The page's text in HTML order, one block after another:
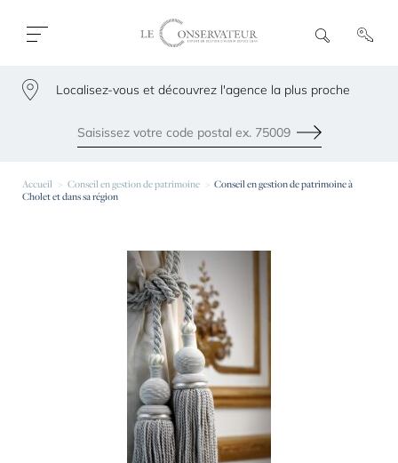
Ouvrir
menu
R
e
h
e
Localisez-vous et découvrez l'agence la plus proche
Envoyer
79300
Accueil Conseil en gestion de patrimoine
Conseil en gestion de patrimoine à
Cholet et dans sa région